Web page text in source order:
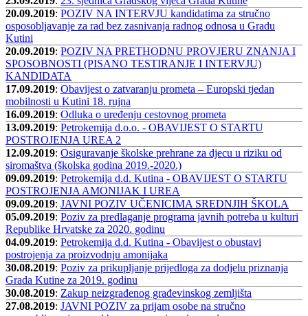
20.09.2019: POZIV NA INTERVJU kandidatima za stručno
osposobljavanje za rad bez zasnivanja radnog odnosa u Gradu
Kutini
20.09.2019: POZIV NA PRETHODNU PROVJERU ZNANJA I
SPOSOBNOSTI (PISANO TESTIRANJE I INTERVJU)
KANDIDATA
17.09.2019: Obavijest o zatvaranju prometa – Europski tjedan
mobilnosti u Kutini 18. rujna
16.09.2019: Odluka o uređenju cestovnog prometa
13.09.2019: Petrokemija d.o.o. - OBAVIJEST O STARTU
POSTROJENJA UREA 2
12.09.2019: Osiguravanje školske prehrane za djecu u riziku od
siromaštva (školska godina 2019.-2020.)
09.09.2019: Petrokemija d.d. Kutina - OBAVIJEST O STARTU
POSTROJENJA AMONIJAK I UREA
09.09.2019: JAVNI POZIV UČENICIMA SREDNJIH ŠKOLA
05.09.2019: Poziv za predlaganje programa javnih potreba u kulturi
Republike Hrvatske za 2020. godinu
04.09.2019: Petrokemija d.d. Kutina - Obavijest o obustavi
postrojenja za proizvodnju amonijaka
30.08.2019: Poziv za prikupljanje prijedloga za dodjelu priznanja
Grada Kutine za 2019. godinu
30.08.2019: Zakup neizgrađenog građevinskog zemljišta
27.08.2019: JAVNI POZIV za prijam osobe na stručno